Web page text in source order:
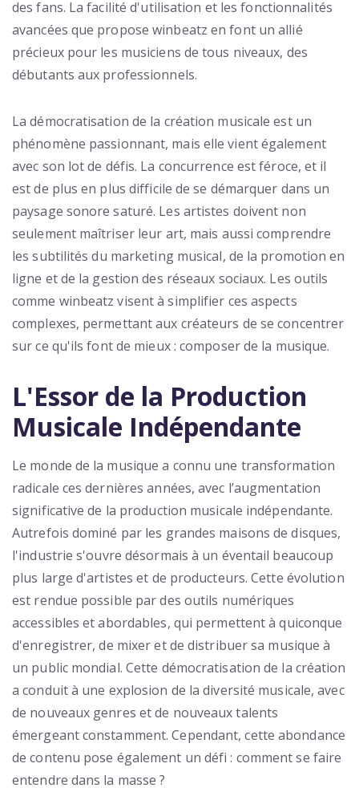
des fans. La facilité d'utilisation et les fonctionnalités
avancées que propose winbeatz en font un allié
précieux pour les musiciens de tous niveaux, des
débutants aux professionnels.
La démocratisation de la création musicale est un
phénomène passionnant, mais elle vient également
avec son lot de défis. La concurrence est féroce, et il
est de plus en plus difficile de se démarquer dans un
paysage sonore saturé. Les artistes doivent non
seulement maîtriser leur art, mais aussi comprendre
les subtilités du marketing musical, de la promotion en
ligne et de la gestion des réseaux sociaux. Les outils
comme winbeatz visent à simplifier ces aspects
complexes, permettant aux créateurs de se concentrer
sur ce qu'ils font de mieux : composer de la musique.
L'Essor de la Production
Musicale Indépendante
Le monde de la musique a connu une transformation
radicale ces dernières années, avec l’augmentation
significative de la production musicale indépendante.
Autrefois dominé par les grandes maisons de disques,
l'industrie s'ouvre désormais à un éventail beaucoup
plus large d'artistes et de producteurs. Cette évolution
est rendue possible par des outils numériques
accessibles et abordables, qui permettent à quiconque
d'enregistrer, de mixer et de distribuer sa musique à
un public mondial. Cette démocratisation de la création
a conduit à une explosion de la diversité musicale, avec
de nouveaux genres et de nouveaux talents
émergeant constamment. Cependant, cette abondance
de contenu pose également un défi : comment se faire
entendre dans la masse ?